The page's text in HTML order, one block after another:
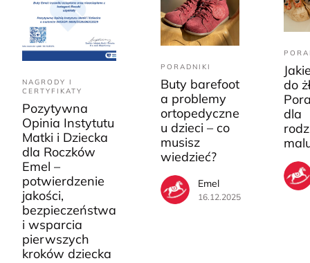
NAGRODY I
CERTYFIKATY
Pozytywna
Opinia Instytutu
Matki i Dziecka
dla Roczków
Emel –
potwierdzenie
jakości,
bezpieczeństwa
i wsparcia
pierwszych
kroków dziecka
PORADNIKI
Buty barefoot
a problemy
ortopedyczne
u dzieci – co
musisz
wiedzieć?
Emel
16.12.2025
do
dla